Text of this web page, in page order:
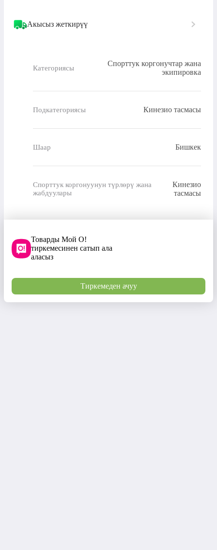
Акысыз жеткирүү
Категориясы
Спорттук коргонучтар жана
экипировка
Подкатегориясы Кинезио тасмасы
Шаар Бишкек
Спорттук коргонуунун түрлөрү жана
жабдуулары
Кинезио
тасмасы
Товарды Мой О!
тиркемесинен сатып ала
аласыз
Тиркемеден ачуу